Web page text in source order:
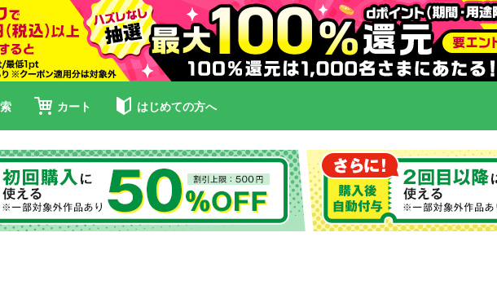
カート はじめての方へ